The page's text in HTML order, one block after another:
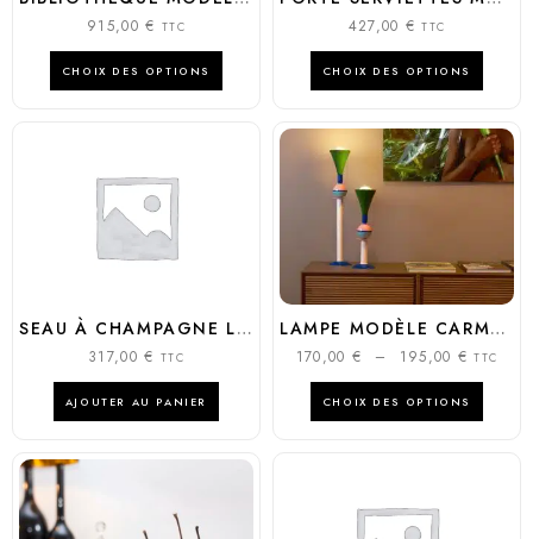
915,00€ TTC
CHOIX DES OPTIONS
427,00 € TTC
CHOIX DES OPTIONS
SEAU À CHAMPAGNE LUMINEUX MODÈLE LIGHT DRINK
317,00€ TTC
AJOUTER AU PANIER
LAMPE MODÈLE CARMEN
170,00 € – 195,00 € TTC
CHOIX DES OPTIONS